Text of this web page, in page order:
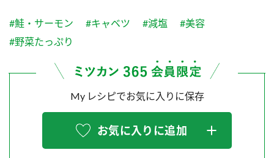
ふりかけ おすしの素
炊き込みご飯の素 米飯用調味液
Fibee
納豆のサイト
三ツ判山吹
スペシャルサイト
お酢を知ろう！
MIM（ミツカンミュージアム）
お客様相談センター
お客様の声をいかしました
販売終了製品のご案内
よくあるご質問
#鮭・サーモン #キャベツ #減塩
#美容
#野菜たっぷり
My レシピでお気に入りに保存
お気に入りに追加